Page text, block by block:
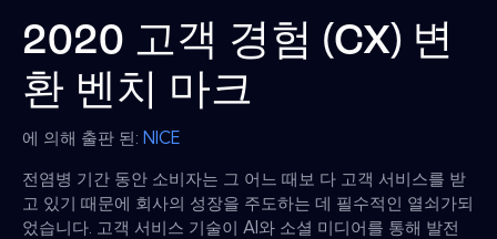
2020 고객 경험 (CX) 변
환 벤치 마크
에 의해 출판 된: NICE
전염병 기간 동안 소비자는 그 어느 때보 다 고객 서비스를 받
고 있기 때문에 회사의 성장을 주도하는 데 필수적인 열쇠가되
었습니다. 고객 서비스 기술이 AI와 소셜 미디어를 통해 발전